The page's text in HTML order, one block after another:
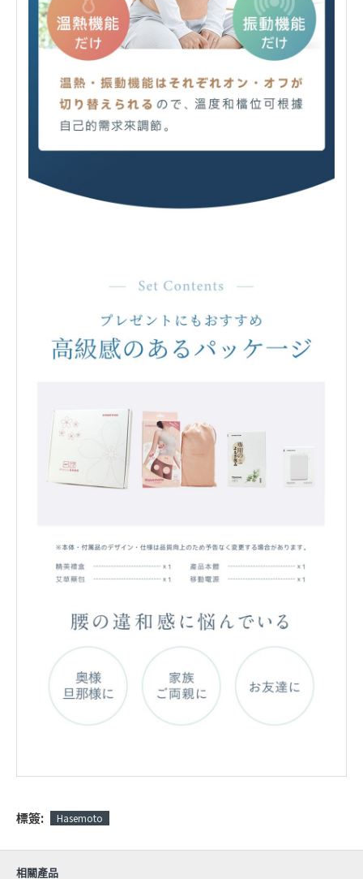
標簽: Hasemoto
相關產品